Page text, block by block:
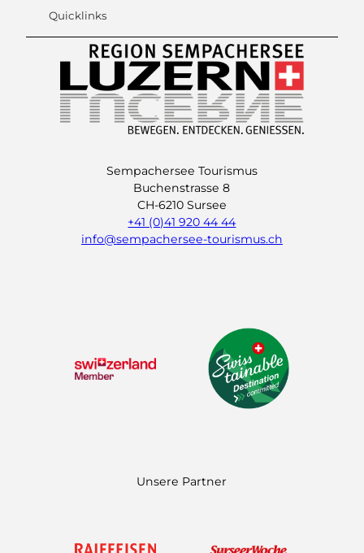
Quicklinks
Sempachersee Tourismus
Buchenstrasse 8
CH-6210 Sursee
+41 (0)41 920 44 44
info@sempachersee-tourismus.ch
Unsere Partner